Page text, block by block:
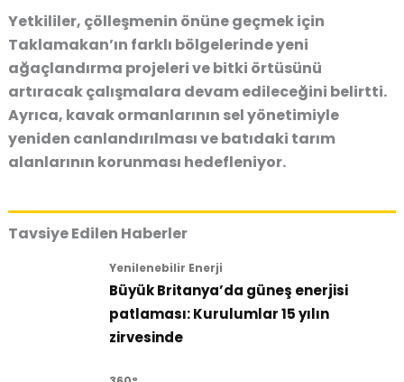
Yetkililer, çölleşmenin önüne geçmek için
Taklamakan’ın farklı bölgelerinde yeni
ağaçlandırma projeleri ve bitki örtüsünü
artıracak çalışmalara devam edileceğini belirtti.
Ayrıca, kavak ormanlarının sel yönetimiyle
yeniden canlandırılması ve batıdaki tarım
alanlarının korunması hedefleniyor.
Tavsiye Edilen Haberler
Yenilenebilir Enerji
Büyük Britanya’da güneş enerjisi
patlaması: Kurulumlar 15 yılın
zirvesinde